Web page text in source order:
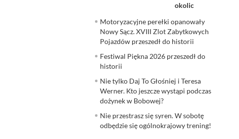
okolic
Motoryzacyjne perełki opanowały
Nowy Sącz. XVIII Zlot Zabytkowych
Pojazdów przeszedł do historii
Festiwal Piękna 2026 przeszedł do
historii
Nie tylko Daj To Głośniej i Teresa
Werner. Kto jeszcze wystąpi podczas
dożynek w Bobowej?
Nie przestrasz się syren. W sobotę
odbędzie się ogólnokrajowy trening!